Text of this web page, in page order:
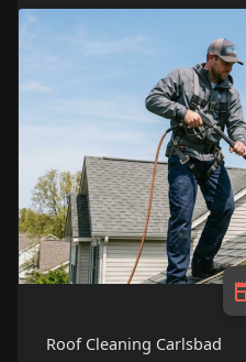
Roof Cleaning Carlsbad